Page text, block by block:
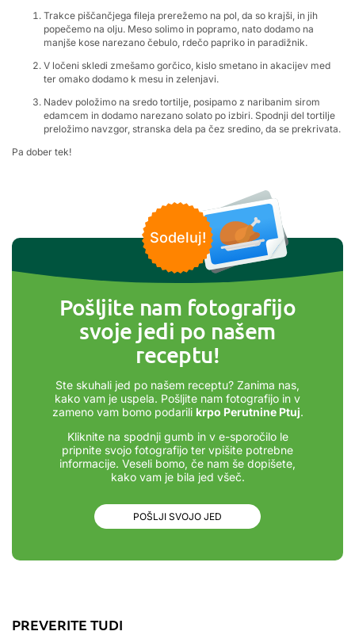
Trakce piščančjega fileja prerežemo na pol, da so krajši, in jih
popečemo na olju. Meso solimo in popramo, nato dodamo na
manjše kose narezano čebulo, rdečo papriko in paradižnik.
V ločeni skledi zmešamo gorčico, kislo smetano in akacijev med
ter omako dodamo k mesu in zelenjavi.
Nadev položimo na sredo tortilje, posipamo z naribanim sirom
edamcem in dodamo narezano solato po izbiri. Spodnji del tortilje
preložimo navzgor, stranska dela pa čez sredino, da se prekrivata.
Pa dober tek!
Sodeluj!
Pošljite nam fotografijo
svoje jedi po našem
receptu!
Ste skuhali jed po našem receptu? Zanima nas,
kako vam je uspela. Pošljite nam fotografijo in v
zameno vam bomo podarili krpo Perutnine Ptuj.
Kliknite na spodnji gumb in v e-sporočilo le
pripnite svojo fotografijo ter vpišite potrebne
informacije. Veseli bomo, če nam še dopišete,
kako vam je bila jed všeč.
POŠLJI SVOJO JED
PREVERITE TUDI